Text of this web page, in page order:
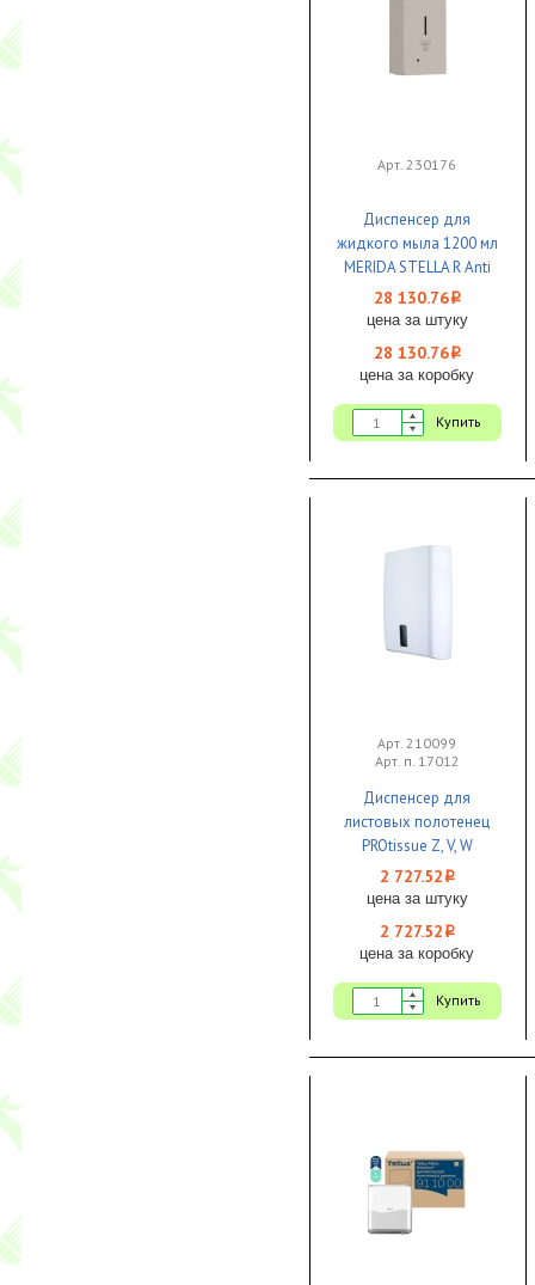
Арт. 230176
Диспенсер для
жидкого мыла 1200 мл
MERIDA STELLA R Anti
Finger сенсорный
металл 1/1
28 130.76i
цена за штуку
28 130.76i
цена за коробку
Купить
Арт. 210099
Арт. п. 17012
Диспенсер для
листовых полотенец
PROtissue Z, V, W
пластик белый размер
М 1/1
2 727.52 i
цена за штуку
2 727.52 i
цена за коробку
Купить